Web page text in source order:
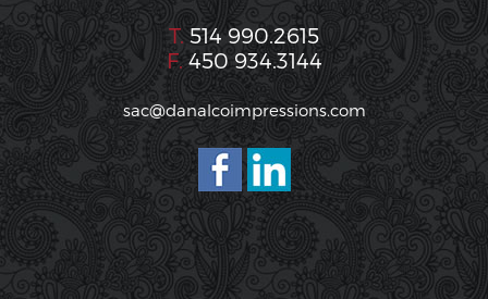
T.514 990.2615
F.450 934.3144
sac@danalcoimpressions.com